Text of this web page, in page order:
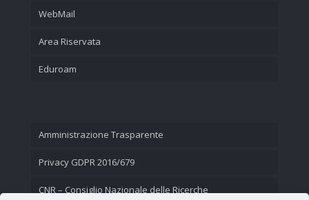
WebMail
Area Riservata
Eduroam
Amministrazione Trasparente
Privacy GDPR 2016/679
CNR – Consiglio Nazionale delle Ricerche